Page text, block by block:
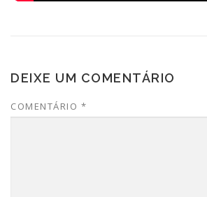
DEIXE UM COMENTÁRIO
COMENTÁRIO *